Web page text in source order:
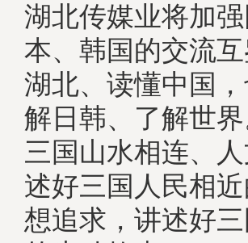
湖北传媒业将加
本、韩国的交流
湖北、读懂中国
解日韩、了解世
三国山水相连、
述好三国人民相
想追求，讲述好